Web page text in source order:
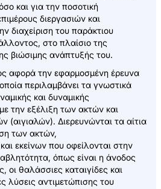
και για την ποσοτική
διεργασιών και
διαχείριση του παράκτιου
στο πλαίσιο της
βιώσιμης ανάπτυξής του.
αφορά την εφαρμοσμένη έρευνα
περιλαμβάνει τα γνωστικά
και δυναμικής
την εξέλιξη των ακτών και
(αιγιαλών). Διερευνώνται τα αίτια
των ακτών,
εκείνων που οφείλονται στην
όπως είναι η άνοδος
θαλάσσιες καταιγίδες και
λύσεις αντιμετώπισης του